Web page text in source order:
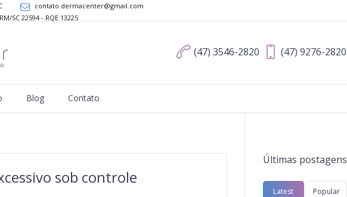
contato.dermacenter@gmail.com
SC 22594 - RQE 13225
(47) 3546-2820 (47) 9276-2820
Blog Contato
sob controle
Últimas postagens
Latest Popular